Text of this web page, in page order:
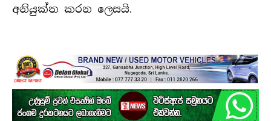
අනියුක්ත කරන ලෙසයි.